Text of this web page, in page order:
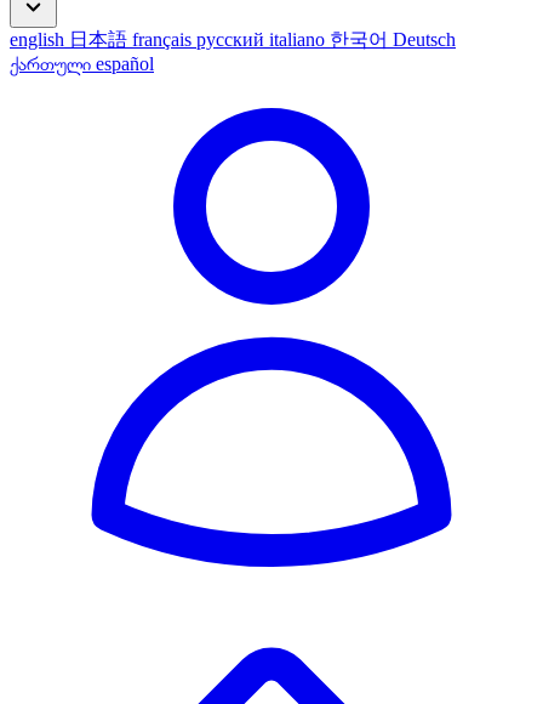
english 日本語 français русский italiano 한국어 Deutsch
ქართული español